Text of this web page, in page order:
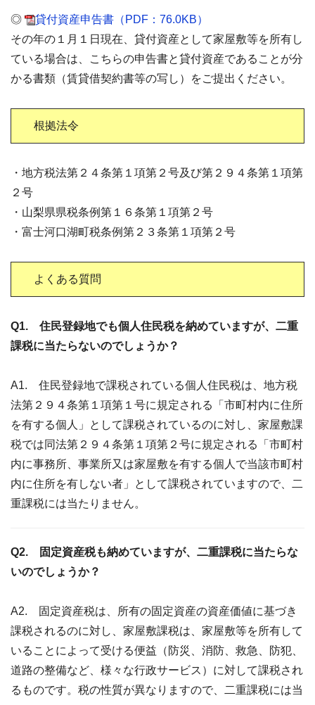
◎
貸付資産申告書（PDF：76.0KB）
その年の１月１日現在、貸付資産として家屋敷等を所有し
ている場合は、こちらの申告書と貸付資産であることが分
かる書類（賃貸借契約書等の写し）をご提出ください。
根拠法令
・地方税法第２４条第１項第２号及び第２９４条第１項第
２号
・山梨県県税条例第１６条第１項第２号
・富士河口湖町税条例第２３条第１項第２号
よくある質問
Q1. 住民登録地でも個人住民税を納めていますが、二重
課税に当たらないのでしょうか？
A1. 住民登録地で課税されている個人住民税は、地方税
法第２９４条第１項第１号に規定される「市町村内に住所
を有する個人」として課税されているのに対し、家屋敷課
税では同法第２９４条第１項第２号に規定される「市町村
内に事務所、事業所又は家屋敷を有する個人で当該市町村
内に住所を有しない者」として課税されていますので、二
重課税には当たりません。
Q2. 固定資産税も納めていますが、二重課税に当たらな
いのでしょうか？
A2. 固定資産税は、所有の固定資産の資産価値に基づき
課税されるのに対し、家屋敷課税は、家屋敷等を所有して
いることによって受ける便益（防災、消防、救急、防犯、
道路の整備など、様々な行政サービス）に対して課税され
るものです。税の性質が異なりますので、二重課税には当